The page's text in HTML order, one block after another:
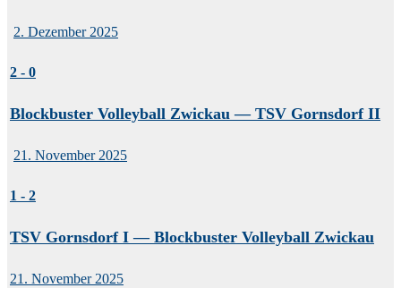
2. Dezember 2025
2 - 0
Blockbuster Volleyball Zwickau — TSV Gornsdorf II
21. November 2025
1 - 2
TSV Gornsdorf I — Blockbuster Volleyball Zwickau
21. November 2025